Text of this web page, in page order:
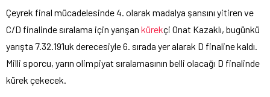
Çeyrek final mücadelesinde 4. olarak madalya şansını yitiren ve
C/D finalinde sıralama için yarışan kürekçi Onat Kazaklı, bugünkü
yarışta 7.32.19’luk derecesiyle 6. sırada yer alarak D finaline kaldı.
Milli sporcu, yarın olimpiyat sıralamasının belli olacağı D finalinde
kürek çekecek.